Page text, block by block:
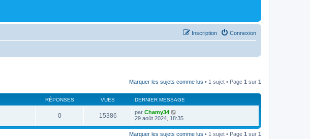
Connexion
Inscription
Marquer les sujets comme lus • 1 sujet • Page 1 sur 1
RÉPONSES VUES DERNIER MESSAGE
0 15386 par Chamy34
29 août 2024, 18:35
Marquer les sujets comme lus • 1 sujet • Page 1 sur 1